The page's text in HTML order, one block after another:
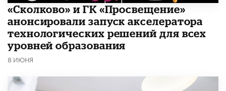
«Сколково» и ГК «Просвещение»
анонсировали запуск акселератора
технологических решений для всех
уровней образования
8 ИЮНЯ